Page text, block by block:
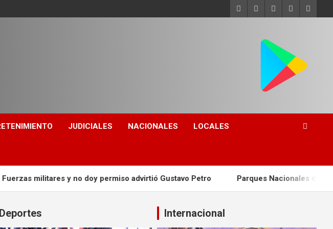
JUDICIALES NACIONALES LOCALES
doy permiso advirtió Gustavo Petro Parques Nacionales de Colombia capacitó a
Deportes Internacional